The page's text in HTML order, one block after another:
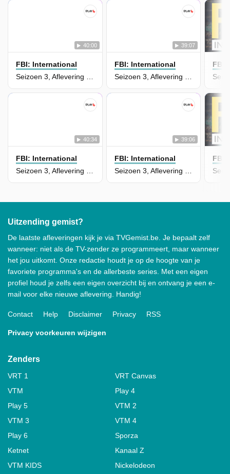
40:00
FBI: International
Seizoen 3, Aflevering 4 - Cowboy Behavior
39:07
FBI: International
Seizoen 3, Aflevering 3 - Magpie
40:34
FBI: International
39:06
FBI: International
FBI:
FBI:
Uitzending gemist?
De laatste afleveringen kijk je via TVGemist.be. Je bepaalt zelf
wanneer: niet als de TV-zender ze programmeert, maar wanneer
het jou uitkomt. Onze redactie houdt je op de hoogte van je
favoriete programma's en de allerbeste series. Met een eigen
profiel houd je zelfs een eigen overzicht bij en ontvang je een e-
mail voor elke nieuwe aflevering. Handig!
Contact Help Disclaimer Privacy RSS
Privacy voorkeuren wijzigen
Zenders
VRT 1
VRT Canvas
VTM
Play 4
Play 5
VTM 2
VTM 3
VTM 4
Play 6
Sporza
Ketnet
Kanaal Z
VTM KIDS
Nickelodeon